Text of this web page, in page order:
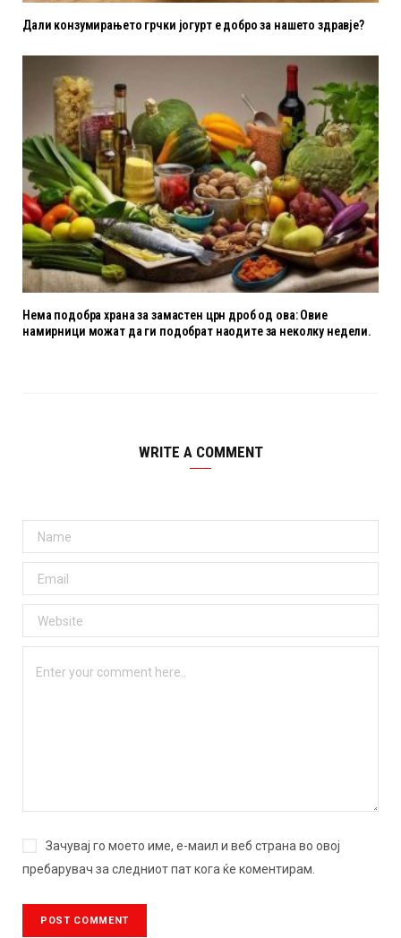
Дали конзумирањето грчки јогурт е добро за нашето здравје?
Нема подобра храна за замастен црн дроб од ова: Овие
намирници можат да ги подобрат наодите за неколку недели.
WRITE A COMMENT
Зачувај го моето име, е-маил и веб страна во овој
пребарувач за следниот пат кога ќе коментирам.